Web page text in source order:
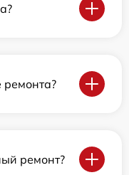
ремонта?
ремонт?